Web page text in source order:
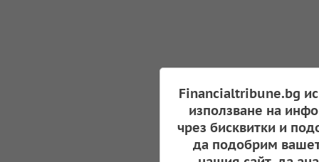
Financialtribune.bg
използване на
чрез бисквитки и
да подобрим